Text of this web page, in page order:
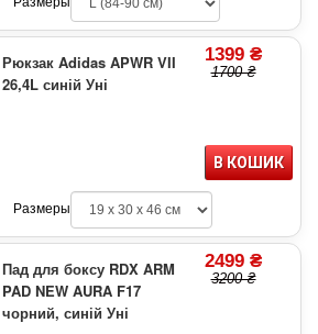
Рюкзак Adidas APWR VII
26,4L синій Уні
1399 ₴
1700 ₴
В КОШИК
Размеры
Пад для боксу RDX ARM
PAD NEW AURA F17
чорний, синій Уні
2499 ₴
3200 ₴